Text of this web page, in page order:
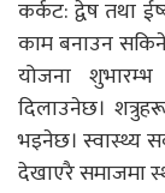
कर्कट: द्वेष तथा
काम बनाउन
योजना
दिलाउनेछ।
भइनेछ। स्वास्थ्य
देखाएरै समाजमा